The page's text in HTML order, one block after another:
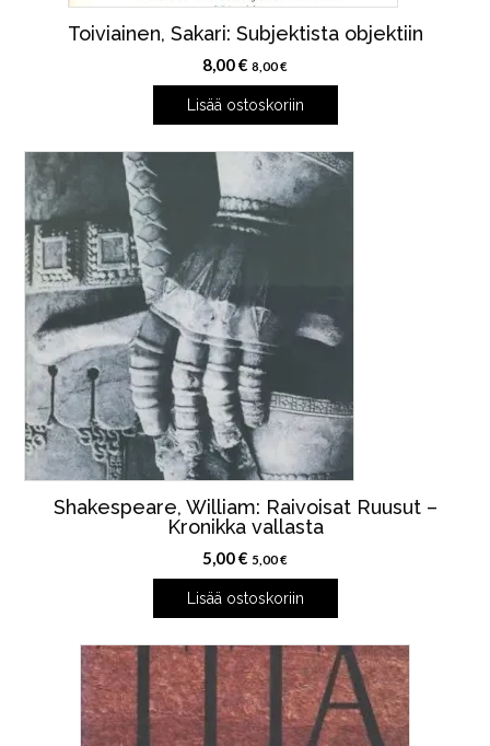
Toiviainen, Sakari: Subjektista objektiin
8,00€ 8,00€
Lisää ostoskoriin
Shakespeare, William: Raivoisat Ruusut –
Kronikka vallasta
5,00€ 5,00€
Lisää ostoskoriin